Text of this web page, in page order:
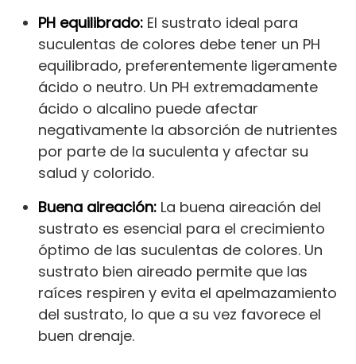
PH equilibrado: El sustrato ideal para
suculentas de colores debe tener un PH
equilibrado, preferentemente ligeramente
ácido o neutro. Un PH extremadamente
ácido o alcalino puede afectar
negativamente la absorción de nutrientes
por parte de la suculenta y afectar su
salud y colorido.
Buena aireación: La buena aireación del
sustrato es esencial para el crecimiento
óptimo de las suculentas de colores. Un
sustrato bien aireado permite que las
raíces respiren y evita el apelmazamiento
del sustrato, lo que a su vez favorece el
buen drenaje.